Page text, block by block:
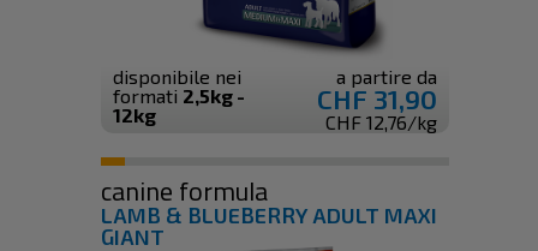
disponibile nei
formati 2,5kg -
12kg
a partire da
CHF 31,90
CHF 12,76/kg
canine formula
LAMB & BLUEBERRY ADULT MAXI
GIANT